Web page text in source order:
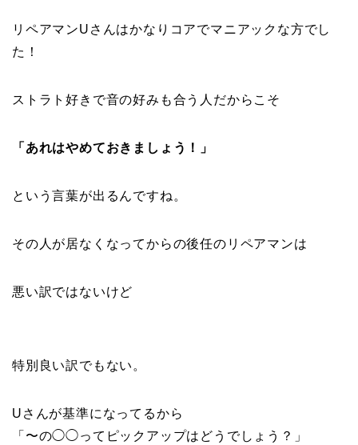
リペアマンUさんはかなりコアでマニアックな方でし
た！
ストラト好きで音の好みも合う人だからこそ
「あれはやめておきましょう！」
という言葉が出るんですね。
その人が居なくなってからの後任のリペアマンは
悪い訳ではないけど
特別良い訳でもない。
Uさんが基準になってるから
「〜の◯◯ってピックアップはどうでしょう？」